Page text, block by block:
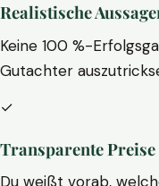
Realistische
Keine 100 %-
Gutachter
✓
Transparente Preise
Du weißt vorab,